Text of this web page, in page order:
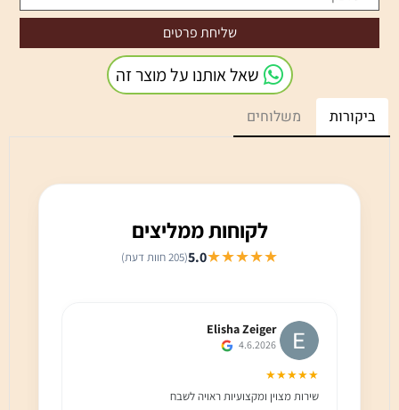
שאל אותנו על מוצר זה
ביקורות משלוחים
לקוחות ממליצים
★★★★★
5.0(205 חוות דעת)
Elisha Zeiger
4.6.2026
★★★★★
שירות מצוין ומקצועיות ראויה לשבח